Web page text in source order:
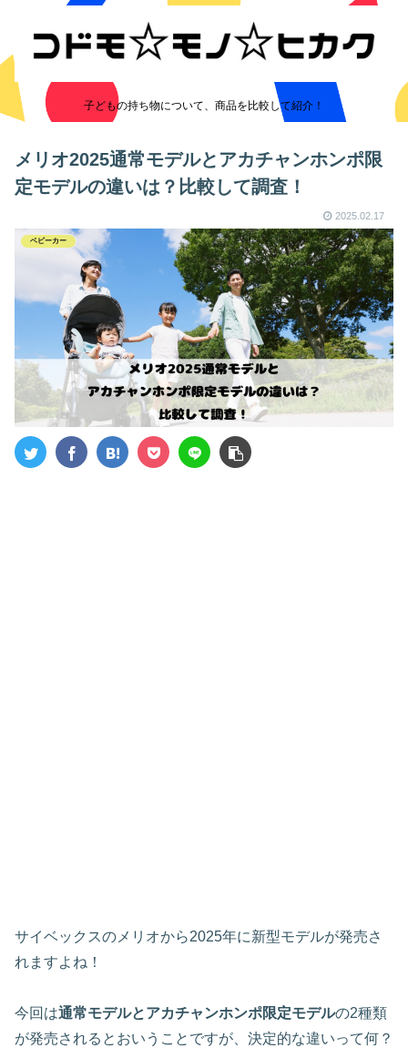
子どもの持ち物について、商品を比較して紹介！
メリオ2025通常モデルとアカチャンホンポ限
定モデルの違いは？比較して調査！
2025.02.17
ベビーカー
サイベックスのメリオから2025年に新型モデルが発売さ
れますよね！
今回は通常モデルとアカチャンホンポ限定モデルの2種類
が発売されるとおいうことですが、決定的な違いって何？